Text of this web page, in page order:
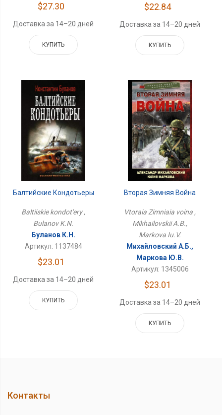
$27.30
Доставка за 14–20 дней
КУПИТЬ
$22.84
Доставка за 14–20 дней
КУПИТЬ
Балтийские Кондотьеры
Baltiiskie kondot'ery ,
Bulanov K.N.
Буланов К.Н.
Артикул: 1137484
$23.01
Доставка за 14–20 дней
КУПИТЬ
Вторая Зимняя Война
Vtoraia Zimniaia voina ,
Mikhailovskii A.B.,
Markova Iu.V.
Михайловский А.Б.,
Маркова Ю.В.
Артикул: 1345006
$23.01
Доставка за 14–20 дней
КУПИТЬ
Контакты